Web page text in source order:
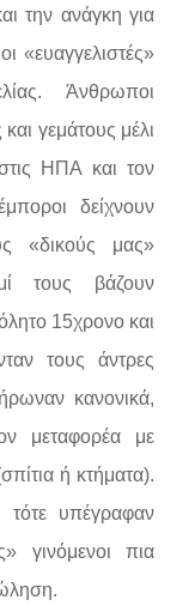
την ανάγκη για
«ευαγγελιστές»
Άνθρωποι
γεμάτους μέλι
ΗΠΑ και τον
δείχνουν
«δικούς μας»
τους βάζουν
15χρονο και
τους άντρες
κανονικά,
μεταφορέα με
ή κτήματα).
τότε υπέγραφαν
γινόμενοι πια